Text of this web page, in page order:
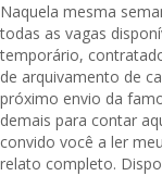
Naquela mesma
todas as vagas
temporário,
de arquivamento de
próximo envio da
demais para contar
convido você a ler
relato completo.